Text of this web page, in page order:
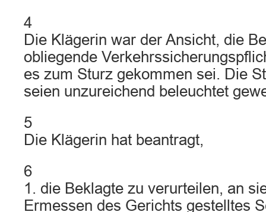
4
Die Klägerin war der Ansicht, die
obliegende
es zum Sturz gekommen sei. Die
seien unzureichend beleuchtet
5
Die Klägerin hat beantragt,
6
1. die Beklagte zu verurteilen, an
Ermessen des Gerichts gestelltes